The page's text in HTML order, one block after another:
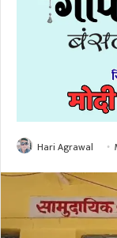
Hari Agrawal